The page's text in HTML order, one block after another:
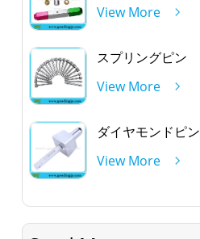
View More
スプリングピン
View More
ダイヤモンドピン
View More